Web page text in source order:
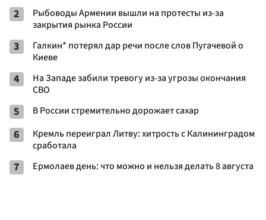
2
Рыбоводы Армении вышли на протесты из-за
закрытия рынка России
3
Галкин* потерял дар речи после слов Пугачевой о
Киеве
4
На Западе забили тревогу из-за угрозы окончания
СВО
5 В России стремительно дорожает сахар
6
Кремль переиграл Литву: хитрость с Калининградом
сработала
7 Ермолаев день: что можно и нельзя делать 8 августа